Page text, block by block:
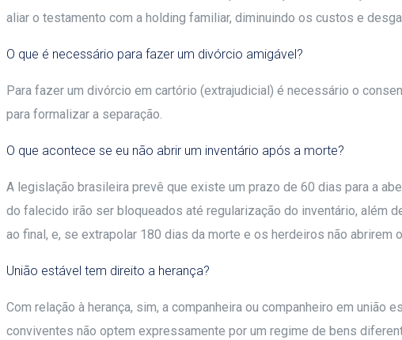
aliar o testamento com a holding familiar, diminuindo os custos e
O que é necessário para fazer um divórcio amigável?
Para fazer um divórcio em cartório (extrajudicial) é necessário o
para formalizar a separação.
O que acontece se eu não abrir um inventário após a morte?
A legislação brasileira prevê que existe um prazo de 60 dias para a
do falecido irão ser bloqueados até regularização do inventário, além
ao final, e, se extrapolar 180 dias da morte e os herdeiros não abrirem
União estável tem direito a herança?
Com relação à herança, sim, a companheira ou companheiro em
conviventes não optem expressamente por um regime de bens